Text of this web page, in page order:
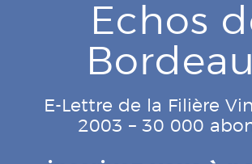
Echos
E-Lettre de la Filière
2003 – 30 000